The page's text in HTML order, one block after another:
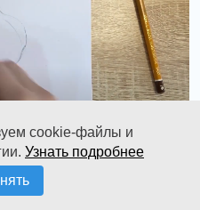
тоном. Для
cookie-файлы и
Узнать подробнее